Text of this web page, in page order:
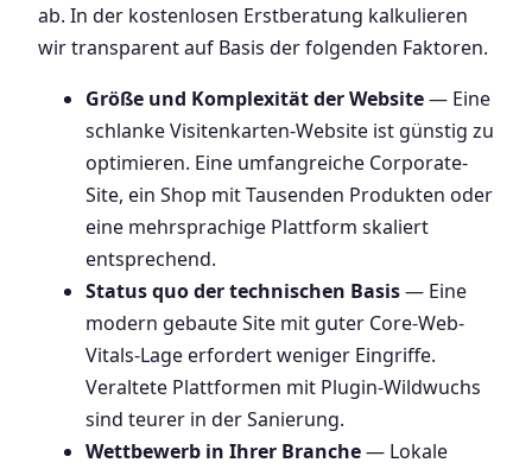
ab. In der kostenlosen Erstberatung kalkulieren
wir transparent auf Basis der folgenden Faktoren.
Größe und Komplexität der Website— Eine
schlanke Visitenkarten-Website ist günstig zu
optimieren. Eine umfangreiche Corporate-
Site, ein Shop mit Tausenden Produkten oder
eine mehrsprachige Plattform skaliert
entsprechend.
Status quo der technischen Basis— Eine
modern gebaute Site mit guter Core-Web-
Vitals-Lage erfordert weniger Eingriffe.
Veraltete Plattformen mit Plugin-Wildwuchs
sind teurer in der Sanierung.
Wettbewerb in Ihrer Branche— Lokale